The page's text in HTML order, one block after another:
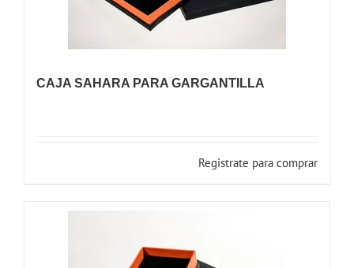
CAJA SAHARA PARA GARGANTILLA
Registrate para comprar